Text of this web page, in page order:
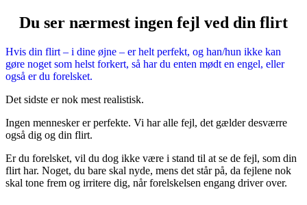
Du ser nærmest ingen fejl ved din flirt
Hvis din flirt – i dine øjne – er helt perfekt, og han/hun ikke kan
gøre noget som helst forkert, så har du enten mødt en engel, eller
også er du forelsket.
Det sidste er nok mest realistisk.
Ingen mennesker er perfekte. Vi har alle fejl, det gælder desværre
også dig og din flirt.
Er du forelsket, vil du dog ikke være i stand til at se de fejl, som din
flirt har. Noget, du bare skal nyde, mens det står på, da fejlene nok
skal tone frem og irritere dig, når forelskelsen engang driver over.